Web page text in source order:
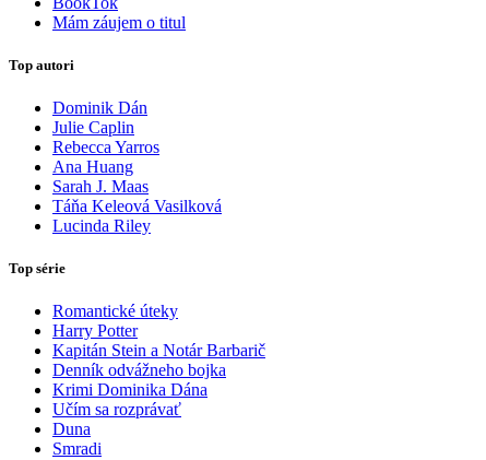
Mám záujem o titul
Top autori
Dominik Dán
Julie Caplin
Rebecca Yarros
Ana Huang
Sarah J. Maas
Táňa Keleová Vasilková
Lucinda Riley
Top série
Romantické úteky
Harry Potter
Kapitán Stein a Notár Barbarič
Denník odvážneho bojka
Krimi Dominika Dána
Učím sa rozprávať
Duna
Smradi